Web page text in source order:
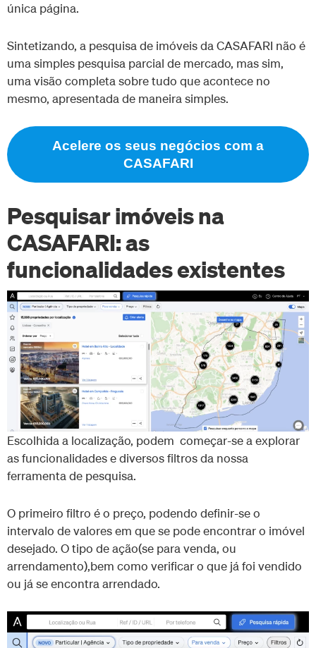
única página.
Sintetizando, a pesquisa de imóveis da CASAFARI não é
uma simples pesquisa parcial de mercado, mas sim,
uma visão completa sobre tudo que acontece no
mesmo, apresentada de maneira simples.
Acelere os seus negócios com a
CASAFARI
Pesquisar imóveis na
CASAFARI: as
funcionalidades existentes
Escolhida a localização, podem começar-se a explorar
as funcionalidades e diversos filtros da nossa
ferramenta de pesquisa.
O primeiro filtro é o preço, podendo definir-se o
intervalo de valores em que se pode encontrar o imóvel
desejado. O tipo de ação(se para venda, ou
arrendamento),bem como verificar o que já foi vendido
ou já se encontra arrendado.